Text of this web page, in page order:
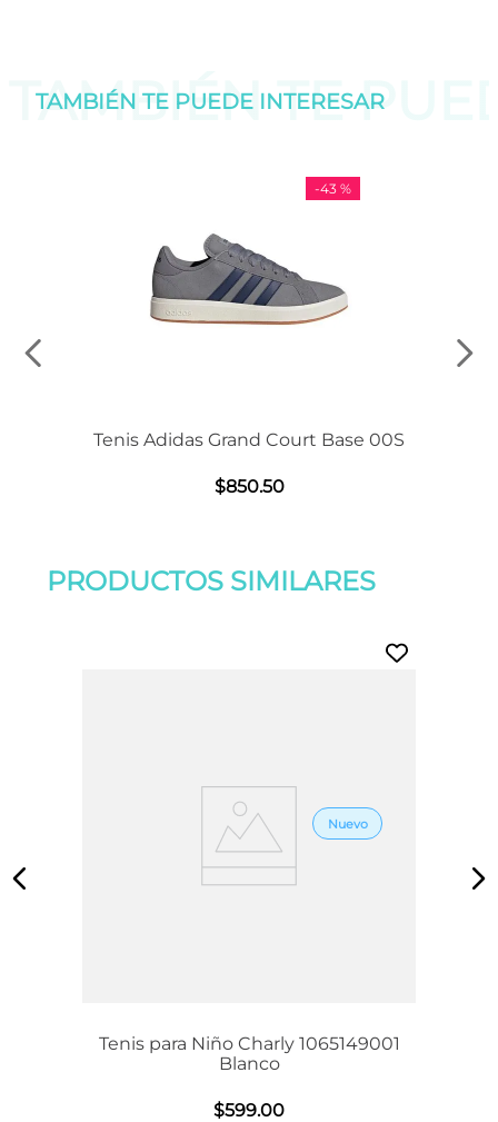
TAMBIÉN TE
TAMBIÉN TE PUEDE INTERESAR
-43 %
Tenis Adidas Grand Court Base 00S
$850.50
PRODUCTOS SIMILARES
Tenis para Niño Charly 1065149001
Blanco
$599.00